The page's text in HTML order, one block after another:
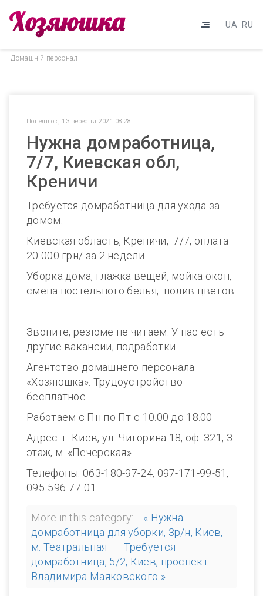
UA RU
Домашнiй персонал
Понеділок, 13 вересня 2021 08:28
Нужна домработница,
7/7, Киевская обл,
Креничи
Требуется домработница для ухода за
домом.
Киевская область, Креничи, 7/7, оплата
20 000 грн/ за 2 недели.
Уборка дома, глажка вещей, мойка окон,
смена постельного белья, полив цветов.
Звоните, резюме не читаем. У нас есть
другие вакансии, подработки.
Агентство домашнего персонала
«Хозяюшка». Трудоустройство
бесплатное.
Работаем с Пн по Пт с 10.00 до 18.00
Адрес: г. Киев, ул. Чигорина 18, оф. 321, 3
этаж, м. «Печерская»
Телефоны: 063-180-97-24, 097-171-99-51,
095-596-77-01
More in this category:
« Нужна
домработница для уборки, 3р/н, Киев,
м. Театральная
Требуется
домработница, 5/2, Киев, проспект
Владимира Маяковского »